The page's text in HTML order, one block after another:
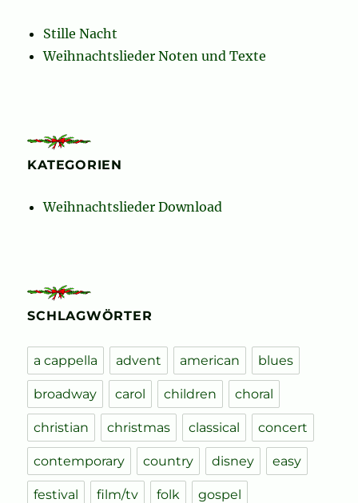
Stille Nacht
Weihnachtslieder Noten und Texte
KATEGORIEN
Weihnachtslieder Download
SCHLAGWÖRTER
a cappella advent american blues
broadway carol children choral
christian christmas classical concert
contemporary country disney easy
festival film/tv folk gospel